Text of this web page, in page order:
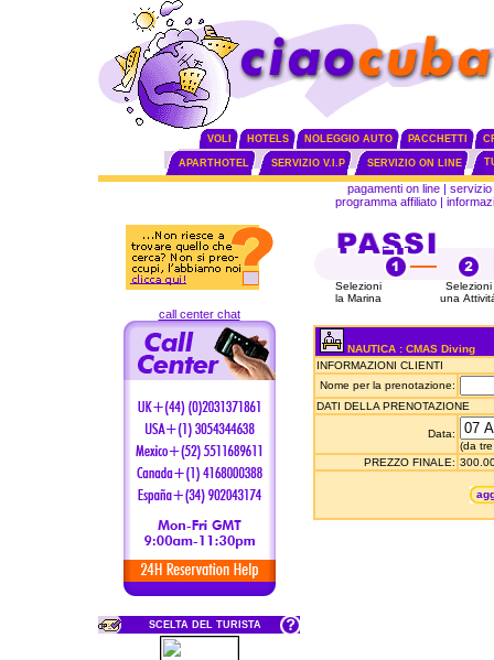
VOLI HOTELS NOLEGGIO AUTO PACCHETTI
APARTHOTEL SERVIZIO V.I.P SERVIZIO ON LINE
call center chat
SCELTA DEL TURISTA
pagamenti on line | servizio
programma affiliato|
Selezioni
la Marina
Selezioni
una
NAUTICA : CMAS Diving
INFORMAZIONI CLIENTI
Nome per la prenotazione:
DATI DELLA PRENOTAZIONE
Data:
(da
PREZZO FINALE: